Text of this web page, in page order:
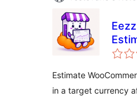
Estimate
in a target currency